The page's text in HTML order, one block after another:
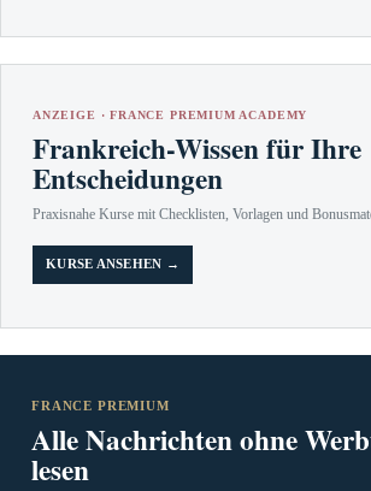
ANZEIGE · FRANCE PREMIUM ACADEMY
Frankreich-Wissen für Ihre
Entscheidungen
Praxisnahe Kurse mit Checklisten, Vorlagen und
KURSE ANSEHEN →
FRANCE PREMIUM
Alle Nachrichten ohne
lesen